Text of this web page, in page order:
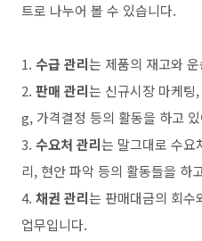
트로 나누어 볼 수 있습니다.
1. 수급 관리는 제품의 재고와
2. 판매 관리는 신규시장 마케팅,
g,가격결정 등의 활동을 하고
3. 수요처 관리는 말그대로 수요
리,현안 파악 등의 활동들을 하
4. 채권 관리는 판매대금의 회수
업무입니다.